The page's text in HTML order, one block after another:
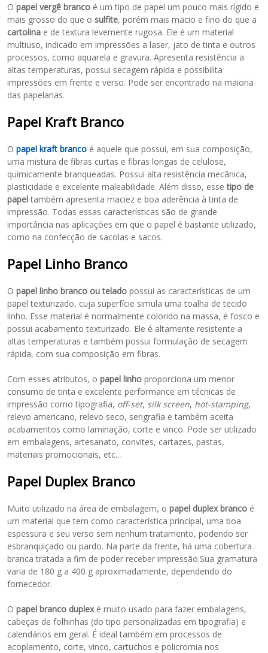
Opapel vergê branco é um tipo de papel um pouco mais rígido e
mais grosso do que osulfite, porém mais macio e fino do que a
cartolina e de textura levemente rugosa. Ele é um material
multiuso, indicado em impressões a laser, jato de tinta e outros
processos, como aquarela e gravura. Apresenta resistência a
altas temperaturas, possui secagem rápida e possibilita
impressões em frente e verso. Pode ser encontrado na maioria
das papelarias.
Papel Kraft Branco
Opapel kraft branco é aquele que possui, em sua composição,
uma mistura de fibras curtas e fibras longas de celulose,
quimicamente branqueadas. Possui alta resistência mecânica,
plasticidade e excelente maleabilidade. Além disso, essetipo de
papeltambém apresenta maciez e boa aderência à tinta de
impressão. Todas essas características são de grande
importância nas aplicações em que o papel é bastante utilizado,
como na confecção de sacolas e sacos.
Papel Linho Branco
Opapel linho branco ou telado possui as características de um
papel texturizado, cuja superfície simula uma toalha de tecido
linho. Esse material é normalmente colorido na massa, é fosco e
possui acabamento texturizado. Ele é altamente resistente a
altas temperaturas e também possui formulação de secagem
rápida, com sua composição em fibras.
Com esses atributos, opapel linho proporciona um menor
consumo de tinta e excelente performance em técnicas de
impressão como tipografia, off-set, silk screen, hot-stamping,
relevo americano, relevo seco, serigrafia e também aceita
acabamentos como laminação, corte e vinco. Pode ser utilizado
em embalagens, artesanato, convites, cartazes, pastas,
materiais promocionais, etc…
Papel Duplex Branco
Muito utilizado na área de embalagem, opapel duplex branco é
um material que tem como característica principal, uma boa
espessura e seu verso sem nenhum tratamento, podendo ser
esbranquiçado ou pardo. Na parte da frente, há uma cobertura
branca tratada a fim de poder receber impressão.Sua gramatura
varia de 180 g a 400 g aproximadamente, dependendo do
fornecedor.
Opapel branco duplexé muito usado para fazer embalagens,
cabeças de folhinhas (do tipo personalizadas em tipografia) e
calendários em geral. É ideal também em processos de
acoplamento, corte, vinco, cartuchos e policromia nos